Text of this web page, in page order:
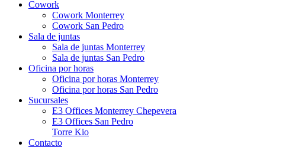
Cowork
Cowork Monterrey
Cowork San Pedro
Sala de juntas
Sala de juntas Monterrey
Sala de juntas San Pedro
Oficina por horas
Oficina por horas Monterrey
Oficina por horas San Pedro
Sucursales
E3 Offices Monterrey Chepevera
E3 Offices San Pedro
Torre Kio
Contacto